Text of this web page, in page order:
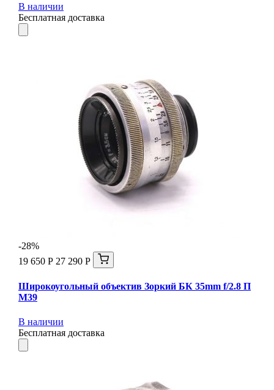
В наличии
Бесплатная доставка
-28%
19 650 Р 27 290 Р
Широкоугольный объектив Зоркий БК 35mm f/2.8 П
М39
В наличии
Бесплатная доставка